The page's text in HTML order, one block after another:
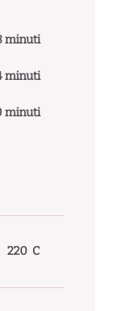
minuti
minuti
minuti
220 C